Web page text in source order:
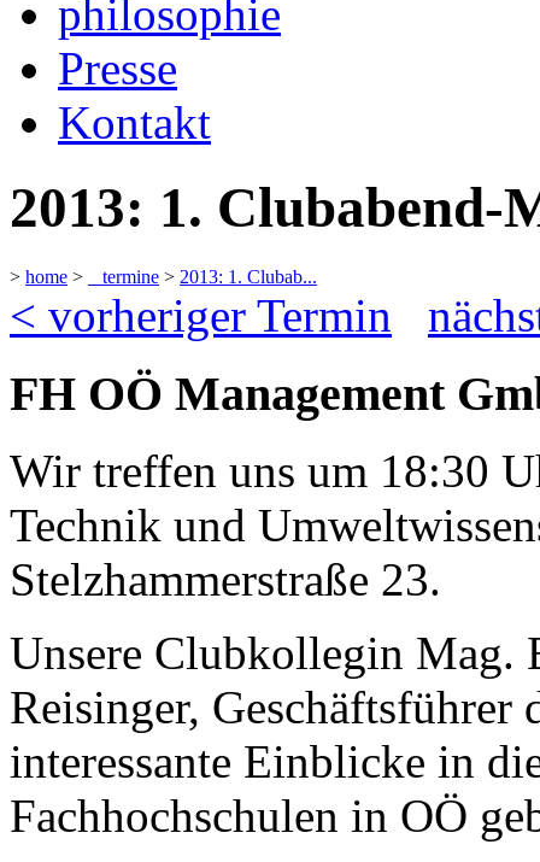
philosophie
Presse
Kontakt
2013: 1. Clubabend-
> home > termine > 2013: 1. Clubab...
< vorheriger Termin
FH OÖ Management
Wir treffen uns um 18:30
Technik und
Stelzhammerstraße 23.
Unsere Clubkollegin Mag.
Reisinger, Geschäftsführer
interessante Einblicke in
Fachhochschulen in OÖ